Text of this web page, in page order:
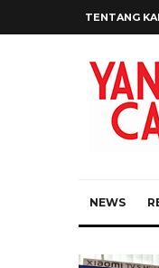
TENTANG
NEWS